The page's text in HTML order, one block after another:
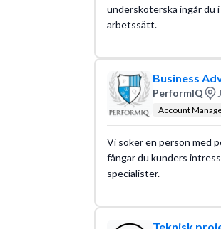
undersköterska ingår du
arbetssätt.
Business
PerformIQ
Account
Vi söker en person med
fångar du kunders
specialister.
Teknisk